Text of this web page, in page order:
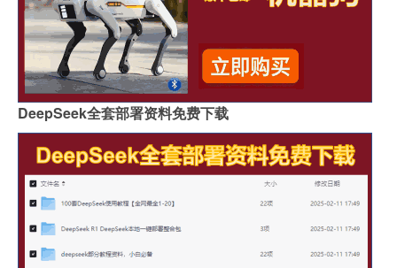
DeepSeek全套部署资料免费下载